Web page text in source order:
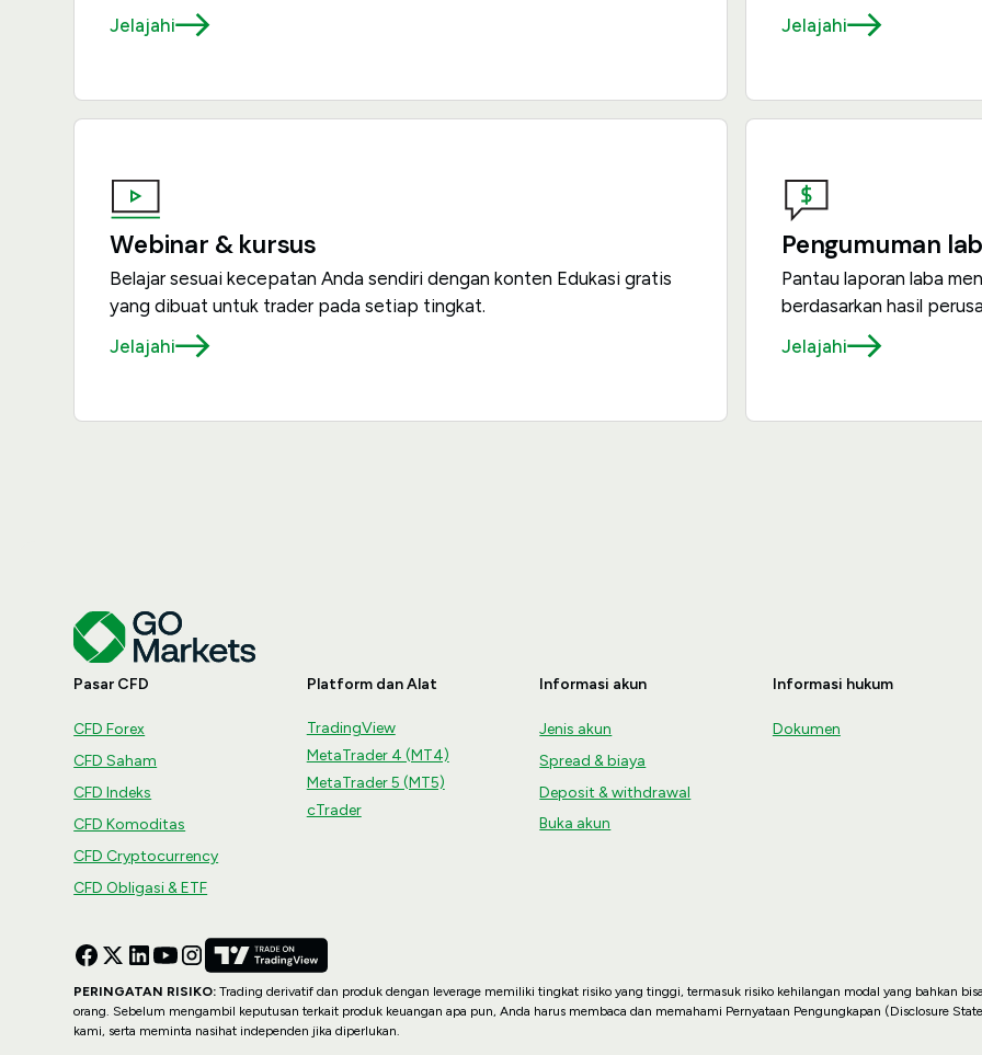
Jelajahi
Jelajahi
Webinar & kursus
Belajar sesuai kecepatan Anda sendiri dengan konten Edukasi gratis
yang dibuat untuk trader pada setiap tingkat.
Jelajahi
Pengumuman
Pantau laporan laba
berdasarkan hasil
Jelajahi
Pasar CFD
CFD Forex
CFD Saham
CFD Indeks
CFD Komoditas
CFD Cryptocurrency
CFD Obligasi & ETF
Platform dan Alat
TradingView
MetaTrader 4 (MT4)
MetaTrader 5 (MT5)
cTrader
Informasi akun
Jenis akun
Spread & biaya
Deposit & withdrawal
Buka akun
Informasi hukum
Dokumen
PERINGATAN RISIKO: Trading derivatif dan produk dengan leverage memiliki tingkat risiko yang tinggi, termasuk risiko kehilangan modal yang bahkan
orang. Sebelum mengambil keputusan terkait produk keuangan apa pun, Anda harus membaca dan memahami Pernyataan Pengungkapan (Disclosure
kami, serta meminta nasihat independen jika diperlukan.